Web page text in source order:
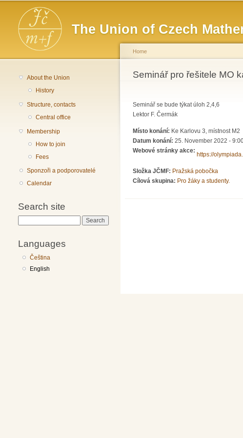
The Union of Czech
Main menu
About the Union
History
Structure, contacts
Central office
Membership
How to join
Fees
Sponzoři a podporovatelé
Calendar
Search site
Languages
Čeština
English
You are here
Home
Seminář pro řešitele MO
Seminář se bude týkat úloh 2,4,6
Lektor F. Čermák
Místo konání: Ke Karlovu 3, místnost M2
Datum konání: 25. November 2022 -
Webové stránky akce:
https://
Složka JČMF: Pražská pobočka
Cílová skupina: Pro žáky a studenty.